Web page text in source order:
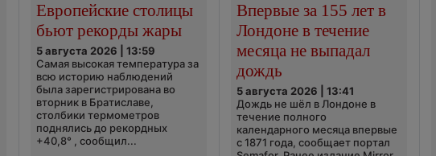
Европейские столицы
бьют рекорды жары
5 августа 2026 | 13:59
Самая высокая температура за
всю историю наблюдений
была зарегистрирована во
вторник в Братиславе,
столбики термометров
поднялись до рекордных
+40,8° , сообщил...
Впервые за 155 лет в
Лондоне в течение
месяца не выпадал
дождь
5 августа 2026 | 13:41
Дождь не шёл в Лондоне в
течение полного
календарного месяца впервые
с 1871 года, сообщает портал